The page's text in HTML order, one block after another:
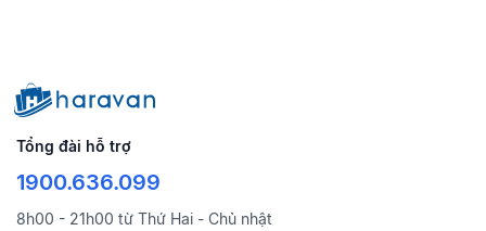
Tổng đài hỗ trợ
1900.636.099
8h00 - 21h00 từ Thứ Hai - Chủ nhật